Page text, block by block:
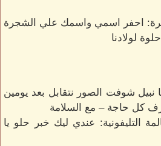
احفر اسمي واسمك علي الشجرة
لولادنا
نبيل شوفت الصور نتقابل بعد يومين
كل حاجة – مع السلامة
التليفونية: عندي ليك خبر حلو يا